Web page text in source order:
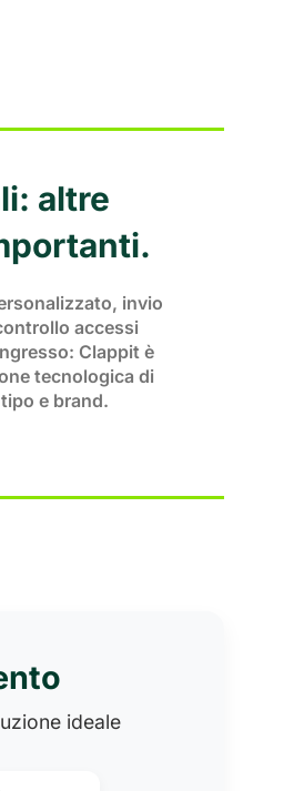
altre
invio
accessi
Clappit è
tecnologica di
e brand.
ideale